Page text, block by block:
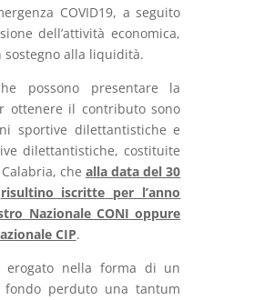
COVID19, a seguito
dell’attività economica,
sostegno alla liquidità.
possono presentare la
ottenere il contributo sono
sportive dilettantistiche e
dilettantistiche, costituite
chealla data del 30
risultino iscritte per l’anno
Nazionale CONI oppure
CIP.
erogato nella forma di un
perduto una tantum